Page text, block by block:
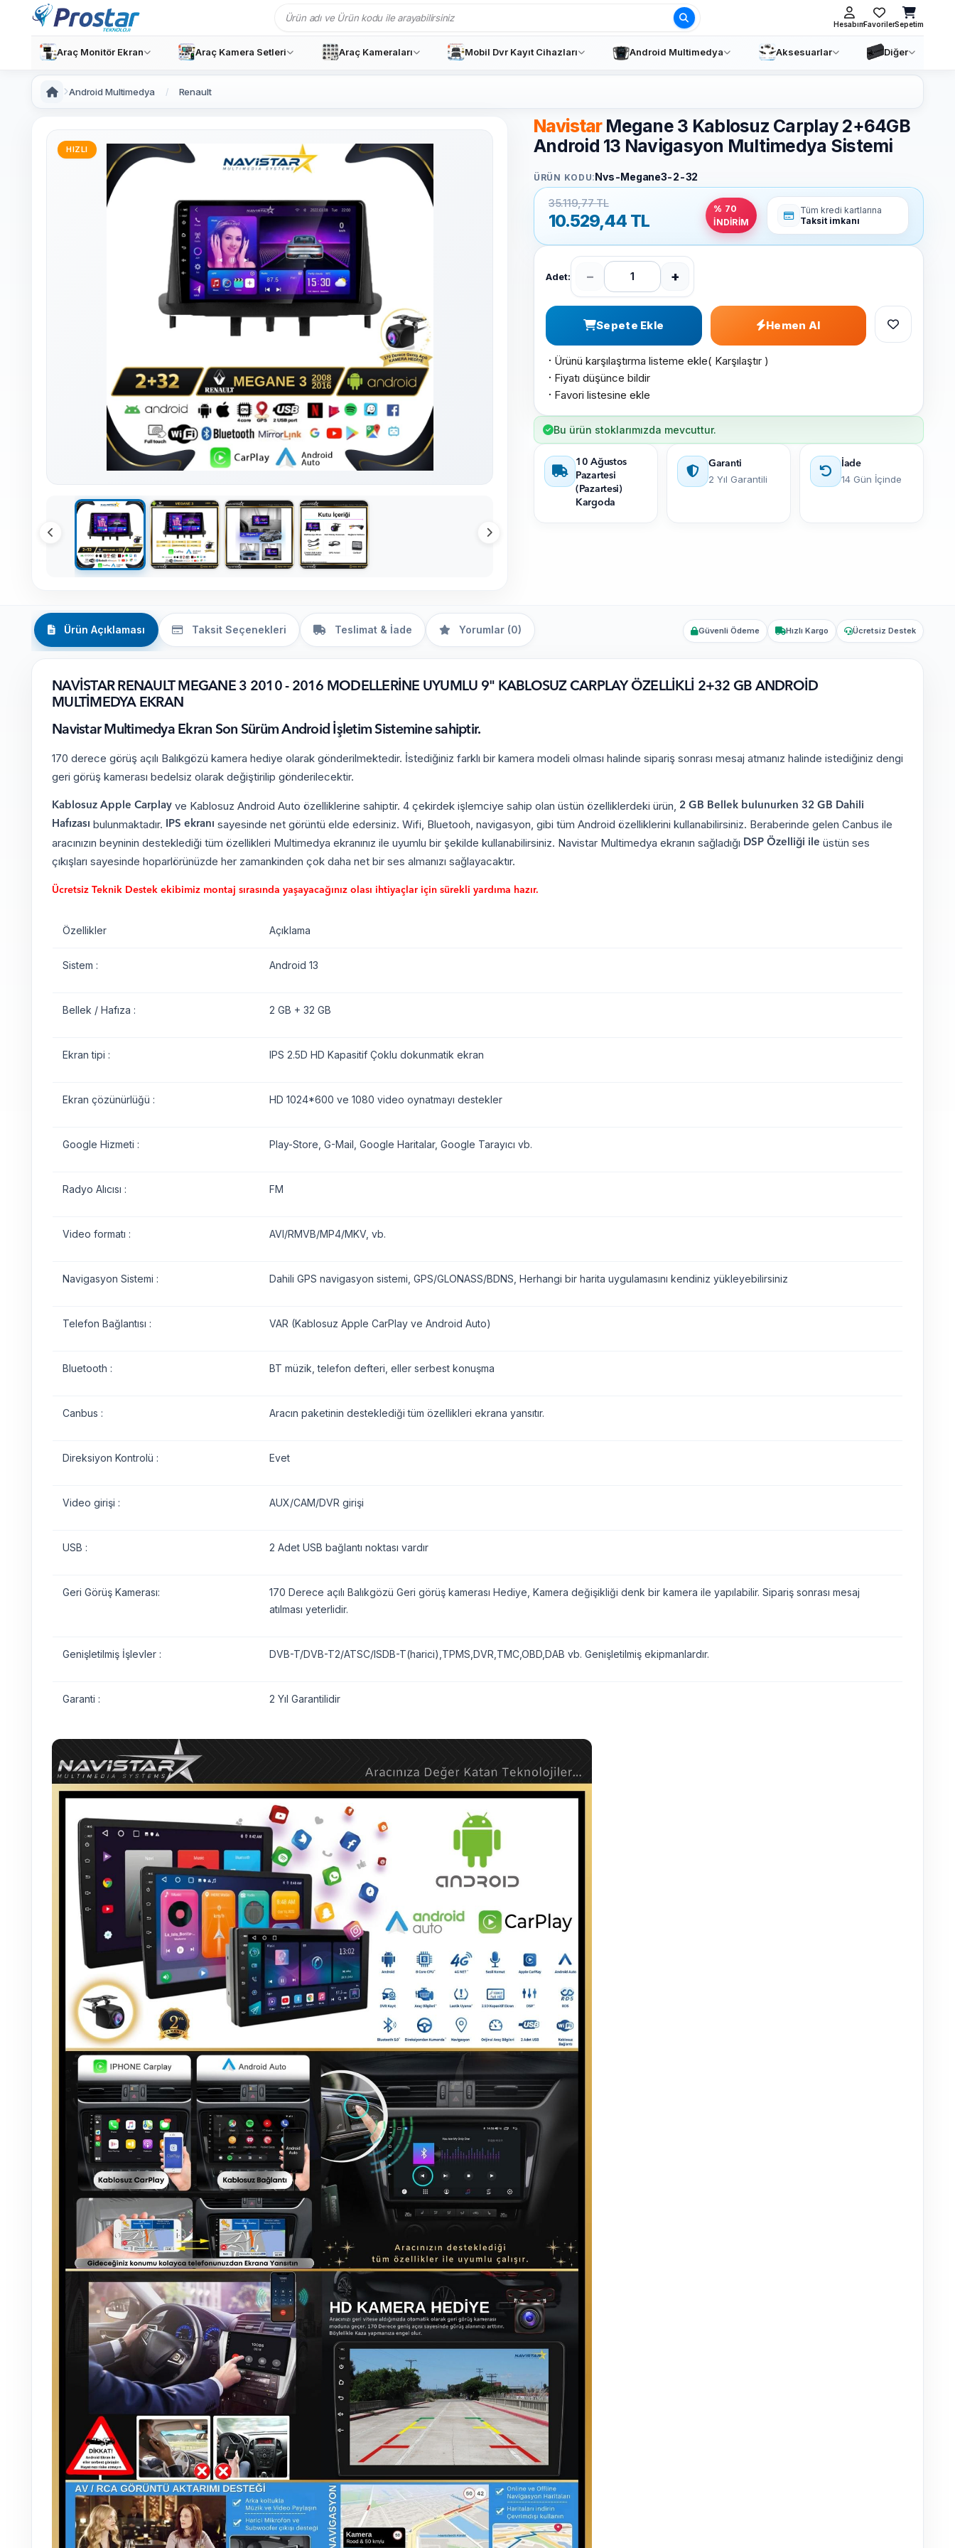
Ara HesabımFavorilerSepetim
Araç Monitör Ekran Araç Kamera Setleri Araç Kameraları Mobil Dvr Kayıt Cihazları Android Multimedya Aksesuarlar Diğer
Android Multimedya Renault
HIZLI
NavistarMegane 3 Kablosuz Carplay 2+64GB
Android 13 Navigasyon Multimedya Sistemi
ÜRÜN KODU:Nvs-Megane3-2-32
35.119,77 TL
10.529,44 TL
% 70
İNDİRİM
Tüm kredi kartlarına
Taksit imkanı
Adet: − +
Sepete Ekle Hemen Al
· Ürünü karşılaştırma listeme ekle( Karşılaştır )
· Fiyatı düşünce bildir
· Favori listesine ekle
Bu ürün stoklarımızda mevcuttur.
10 Ağustos
Pazartesi
(Pazartesi)
Kargoda
Garanti
2 Yıl Garantili
İade
14 Gün İçinde
Ürün Açıklaması Taksit Seçenekleri Teslimat & İade Yorumlar (0) Güvenli Ödeme Hızlı Kargo Ücretsiz Destek
NAVİSTAR RENAULT MEGANE 3 2010 - 2016 MODELLERİNE UYUMLU 9" KABLOSUZ CARPLAY ÖZELLİKLİ 2+32 GB ANDROİD
MULTİMEDYA EKRAN
Navistar Multimedya Ekran Son Sürüm Android İşletim Sistemine sahiptir.
170 derece görüş açılı Balıkgözü kamera hediye olarak gönderilmektedir. İstediğiniz farklı bir kamera modeli olması halinde sipariş sonrası mesaj atmanız halinde istediğiniz dengi
geri görüş kamerası bedelsiz olarak değiştirilip gönderilecektir.
Kablosuz Apple Carplay ve Kablosuz Android Auto özelliklerine sahiptir. 4 çekirdek işlemciye sahip olan üstün özelliklerdeki ürün, 2 GB Bellek bulunurken 32 GB Dahili
Hafızası bulunmaktadır. IPS ekranı sayesinde net görüntü elde edersiniz. Wifi, Bluetooh, navigasyon, gibi tüm Android özelliklerini kullanabilirsiniz. Beraberinde gelen Canbus ile
aracınızın beyninin desteklediği tüm özellikleri Multimedya ekranınız ile uyumlu bir şekilde kullanabilirsiniz. Navistar Multimedya ekranın sağladığı DSP Özelliği ile üstün ses
çıkışları sayesinde hoparlörünüzde her zamankinden çok daha net bir ses almanızı sağlayacaktır.
Ücretsiz Teknik Destek ekibimiz montaj sırasında yaşayacağınız olası ihtiyaçlar için sürekli yardıma hazır.
Özellikler Açıklama
Sistem : Android 13
Bellek / Hafıza : 2 GB + 32 GB
Ekran tipi : IPS 2.5D HD Kapasitif Çoklu dokunmatik ekran
Ekran çözünürlüğü : HD 1024*600 ve 1080 video oynatmayı destekler
Google Hizmeti : Play-Store, G-Mail, Google Haritalar, Google Tarayıcı vb.
Radyo Alıcısı : FM
Video formatı : AVI/RMVB/MP4/MKV, vb.
Navigasyon Sistemi : Dahili GPS navigasyon sistemi, GPS/GLONASS/BDNS, Herhangi bir harita uygulamasını kendiniz yükleyebilirsiniz
Telefon Bağlantısı : VAR (Kablosuz Apple CarPlay ve Android Auto)
Bluetooth : BT müzik, telefon defteri, eller serbest konuşma
Canbus : Aracın paketinin desteklediği tüm özellikleri ekrana yansıtır.
Direksiyon Kontrolü : Evet
Video girişi : AUX/CAM/DVR girişi
USB : 2 Adet USB bağlantı noktası vardır
Geri Görüş Kamerası:
170 Derece açılı Balıkgözü Geri görüş kamerası Hediye, Kamera değişikliği denk bir kamera ile yapılabilir. Sipariş sonrası mesaj
atılması yeterlidir.
Genişletilmiş İşlevler : DVB-T/DVB-T2/ATSC/ISDB-T(harici),TPMS,DVR,TMC,OBD,DAB vb. Genişletilmiş ekipmanlardır.
Garanti : 2 Yıl Garantilidir